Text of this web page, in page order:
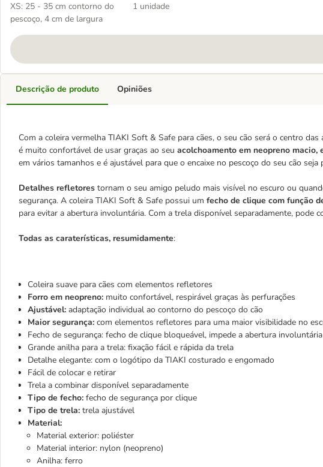
cães
XS: 25 - 35 cm contorno do
pescoço, 4 cm de largura
1 unidade
Descrição de produto
Com a coleira vermelha TIAKI Soft & Safe para cães, o seu cão será o centro
é muito confortável de usar graças ao seu acolchoamento em neopreno macio,
em vários tamanhos e é ajustável para que o encaixe no pescoço do seu cão seja
Detalhes refletores tornam o seu amigo peludo mais visível no escuro ou
segurança. A coleira TIAKI Soft & Safe possui um fecho de clique com função
para evitar a abertura involuntária. Com a trela disponível separadamente, pode
Todas as caraterísticas, resumidamente:
Coleira suave para cães com elementos refletores
Forro em neopreno: muito confortável, respirável graças às perfurações
Ajustável: adaptação individual ao contorno do pescoço do cão
Maior segurança: com elementos refletores para uma maior visibilidade no
Fecho de segurança: fecho de clique bloqueável, impede a abertura involuntária
Grande anilha para a trela: fixação fácil e rápida da trela
Detalhe elegante: com o logótipo da TIAKI costurado e engomado
Fácil de colocar e retirar
Trela a combinar disponível separadamente
Tipo de fecho: fecho de segurança por clique
Tipo de trela: trela ajustável
Material:
Material exterior: poliéster
Material interior: nylon (neopreno)
Anilha: ferro
Opiniões